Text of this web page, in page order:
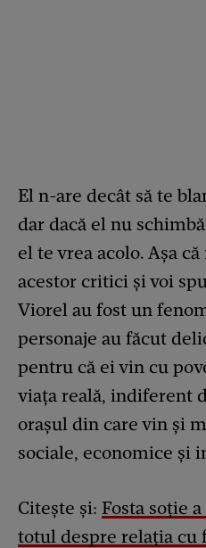
El n-are decât să te
dar dacă el nu
el te vrea acolo. Aşa
acestor critici şi voi
Viorel au fost un
personaje au făcut
pentru că ei vin cu
viața reală, indiferent
oraşul din care vin şi
sociale, economice şi
Citește și: Fosta soție
totul despre relația cu